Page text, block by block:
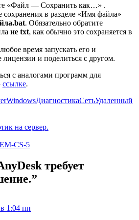
«Файл — Сохранить как…» .
в разделе «Имя файла»
. Обязательно обратите
не txt, как обычно это сохраняется в
время запускать его и
лицензии и поделиться с другом.
с аналогами программ для
ссылке.
WindowsДиагностикаСетьУдаленный
на сервер.
CS-5
требует
”
1:04 пп